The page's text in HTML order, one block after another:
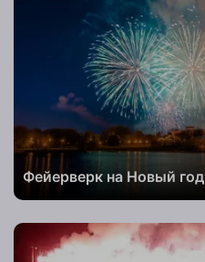
Комментарий
к заказу
Заказать
Телефон
Фейерверк на Новый год